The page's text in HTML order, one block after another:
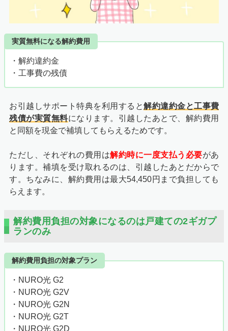
実質無料になる解約費用
・解約違約金
・工事費の残債
お引越しサポート特典を利用すると解約違約金と工事費
残債が実質無料になります。引越したあとで、解約費用
と同額を現金で補填してもらえるためです。
ただし、それぞれの費用は解約時に一度支払う必要があ
ります。補填を受け取れるのは、引越したあとだからで
す。ちなみに、解約費用は最大54,450円まで負担しても
らえます。
解約費用負担の対象になるのは戸建ての2ギガプ
ランのみ
解約費用負担の対象プラン
・NURO光 G2
・NURO光 G2V
・NURO光 G2N
・NURO光 G2T
・NURO光 G2D